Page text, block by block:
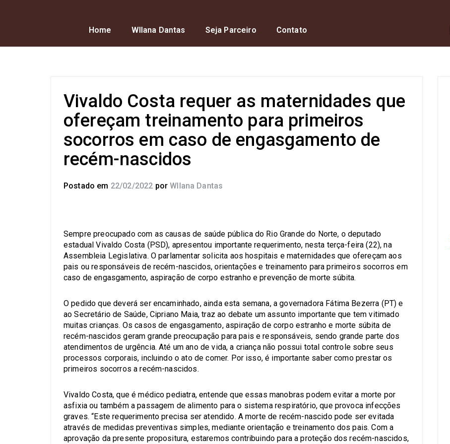
Home Wllana Dantas Seja Parceiro Contato
Vivaldo Costa requer as maternidades que
ofereçam treinamento para primeiros
socorros em caso de engasgamento de
recém-nascidos
Postado em 22/02/2022 por Wllana Dantas
Sempre preocupado com as causas de saúde pública do Rio Grande do Norte, o deputado
estadual Vivaldo Costa (PSD), apresentou importante requerimento, nesta terça-feira (22), na
Assembleia Legislativa. O parlamentar solicita aos hospitais e maternidades que ofereçam aos
pais ou responsáveis de recém-nascidos, orientações e treinamento para primeiros socorros em
caso de engasgamento, aspiração de corpo estranho e prevenção de morte súbita.
O pedido que deverá ser encaminhado, ainda esta semana, a governadora Fátima Bezerra (PT) e
ao Secretário de Saúde, Cipriano Maia, traz ao debate um assunto importante que tem vitimado
muitas crianças. Os casos de engasgamento, aspiração de corpo estranho e morte súbita de
recém-nascidos geram grande preocupação para pais e responsáveis, sendo grande parte dos
atendimentos de urgência. Até um ano de vida, a criança não possui total controle sobre seus
processos corporais, incluindo o ato de comer. Por isso, é importante saber como prestar os
primeiros socorros a recém-nascidos.
Vivaldo Costa, que é médico pediatra, entende que essas manobras podem evitar a morte por
asfixia ou também a passagem de alimento para o sistema respiratório, que provoca infecções
graves. “Este requerimento precisa ser atendido. A morte de recém-nascido pode ser evitada
através de medidas preventivas simples, mediante orientação e treinamento dos pais. Com a
aprovação da presente propositura, estaremos contribuindo para a proteção dos recém-nascidos,